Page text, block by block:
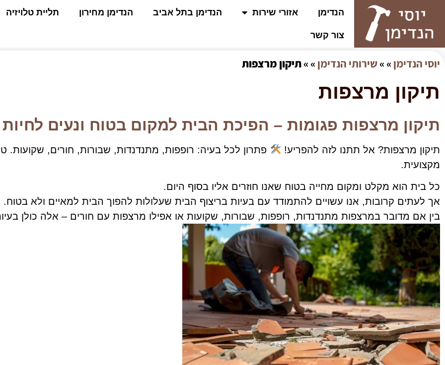
הנדימן אזורי שירות הנדימן בתל אביב הנדימן מחירון תליית טלויזיה
צור קשר
יוסי הנדימן » » שירותי הנדימן » »תיקון מרצפות
תיקון מרצפות
תיקון מרצפות פגומות – הפיכת הבית למקום בטוח ונעים לחיות
תיקון מרצפות? אל תתנו לזה להפריע!
פתרון לכל בעיה: רופפות, מתנדנדות, שבורות, חורים, שקועות.
מקצועית.
כל בית הוא מקלט ומקום מחייה בטוח שאנו חוזרים אליו בסוף היום.
אך לעתים קרובות, אנו עשויים להתמודד עם בעיות בריצוף הבית שעלולות להפוך הבית למאיים ולא בטוח.
בין אם מדובר במרצפות מתנדנדות, רופפות, שבורות, שקועות או אפילו מרצפות עם חורים – אלה כולן